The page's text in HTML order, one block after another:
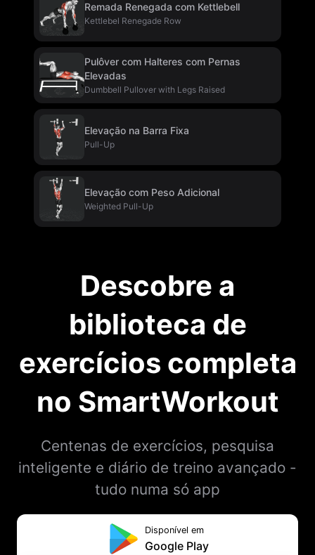
Remada Renegada com Kettlebell
Kettlebel Renegade Row
Pulôver com Halteres com Pernas
Elevadas
Dumbbell Pullover with Legs Raised
Elevação na Barra Fixa
Pull-Up
Elevação com Peso Adicional
Weighted Pull-Up
Descobre a
biblioteca de
exercícios completa
no SmartWorkout
Centenas de exercícios, pesquisa
inteligente e diário de treino avançado -
tudo numa só app
Disponível em
Google Play